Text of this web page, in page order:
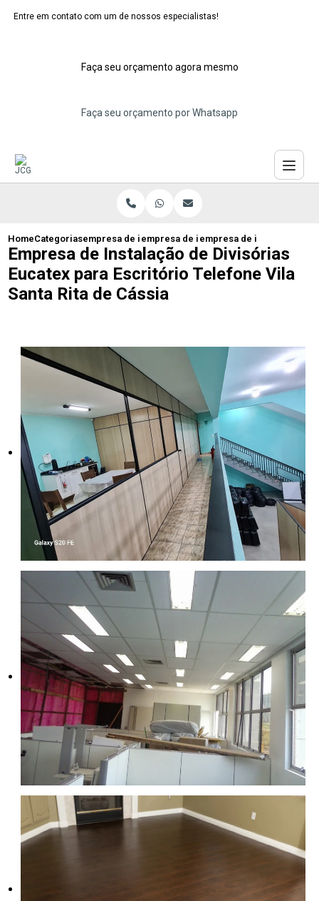
Entre em contato com um de nossos especialistas!
Faça seu orçamento agora mesmo
Faça seu orçamento por Whatsapp
HomeCategoriasempresa de instalacao de eucatex
empresa de instalacao de divisoria
empresa de instalacao de
Empresa de Instalação de Divisórias
Eucatex para Escritório Telefone Vila
Santa Rita de Cássia